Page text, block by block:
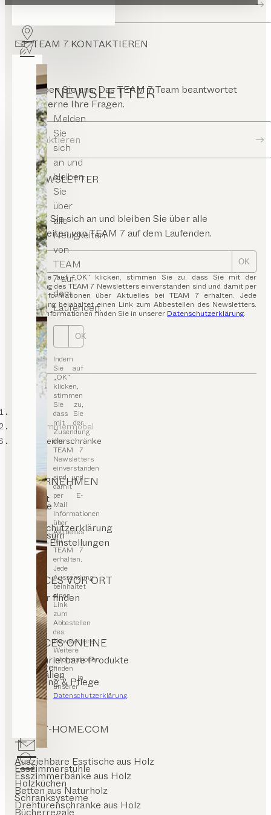
NEWSLETTER
Melden
Sie
sich
an und
bleiben
Sie
über
alle
Neuigkeiten
von
TEAM
7 auf
dem
Laufenden.
OK
Indem
Sie auf
„OK“
klicken,
stimmen
Sie zu,
dass Sie
mit der
Zusendung
des
TEAM 7
Newsletters
einverstanden
sind und
damit
per E-
Mail
Informationen
über
Aktuelles
bei
TEAM 7
erhalten.
Jede
Aussendung
beinhaltet
einen
Link
zum
Abbestellen
des
Newsletters.
Weitere
Informationen
finden
Sie in
unserer
Datenschutzerklärung.
Zur Händlersuche
TEAM 7 KONTAKTIEREN
Schreiben Sie uns. Das TEAM 7 Team beantwortet
Ihnen gerne Ihre Fragen.
Kontaktieren
NEWSLETTER
Melden Sie sich an und bleiben Sie über alle
Neuigkeiten von TEAM 7 auf dem Laufenden.
OK
Indem Sie auf „OK“ klicken, stimmen Sie zu, dass Sie mit der
Zusendung des TEAM 7 Newsletters einverstanden sind und damit per
E-Mail Informationen über Aktuelles bei TEAM 7 erhalten. Jede
Aussendung beinhaltet einen Link zum Abbestellen des Newsletters.
Weitere Informationen finden Sie in unserer Datenschutzerklärung.
Kinderzimmermöbel
Kinderkleiderschränke
UNTERNEHMEN
Kontakt
Karriere
Presse
Datenschutzerklärung
Impressum
Cookie-Einstellungen
SERVICES VOR ORT
Händler finden
Stores
SERVICES ONLINE
Konfigurierbare Produkte
Kataloge
Materialien
Reinigung & Pflege
TEAM7-HOME.COM
Ausziehbare Esstische aus Holz
Esszimmerstühle
Esszimmerbänke aus Holz
Holzküchen
Betten aus Naturholz
Schranksysteme
Drehtürenschränke aus Holz